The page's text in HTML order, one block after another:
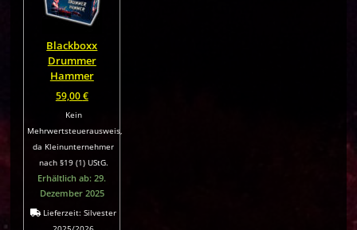
Blackboxx
Drummer
Hammer
59,00€
Kein
Mehrwertsteuerausweis,
da Kleinunternehmer
nach §19 (1) UStG.
Erhältlich ab: 29.
Dezember 2025
Lieferzeit:Silvester